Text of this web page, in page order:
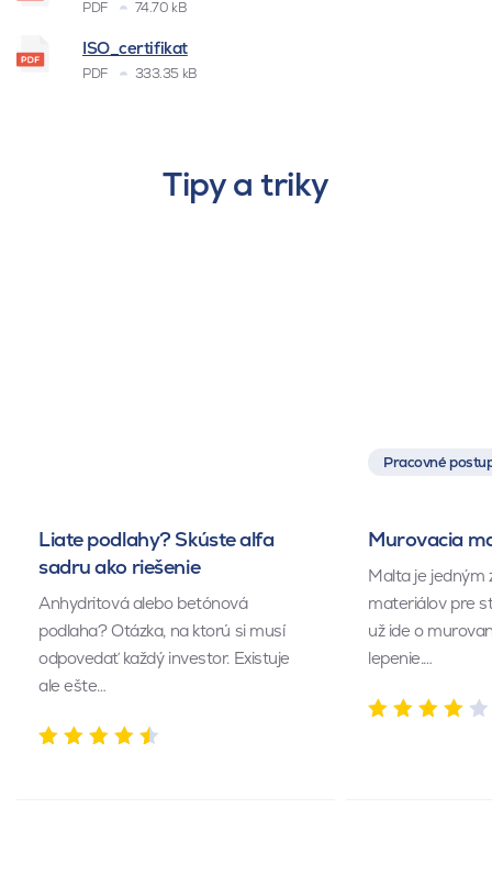
PDF 74.70 kB
ISO_certifikat
PDF 333.35 kB
Tipy a triky
Liate podlahy? Skúste alfa
sadru ako riešenie
Anhydritová alebo betónová
podlaha? Otázka, na ktorú si musí
odpovedať každý investor. Existuje
ale ešte…
Pracovné
Murovacia
Malta je jedným
materiálov pre
už ide o
lepenie.…